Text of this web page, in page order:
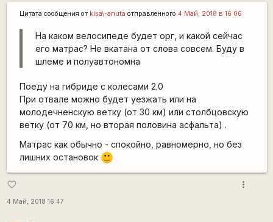
Цитата сообщения от kisa\-anuta отправленного 4 Май, 2018 в 16:06
На каком велосипеде будет орг, и какой сейчас
его матрас? Не вкатана от слова совсем. Буду в
шлеме и полуавтономна
Поеду на гибриде с колесами 2.0
При отвале можно будет уезжать или на
молодечненскую ветку (от 30 км) или столбцовскую
ветку (от 70 км, но вторая половина асфальта) .
Матрас как обычно - спокойно, равномерно, но без
лишних остановок :)
favorite_border
4 Май, 2018 16:47
more_vert